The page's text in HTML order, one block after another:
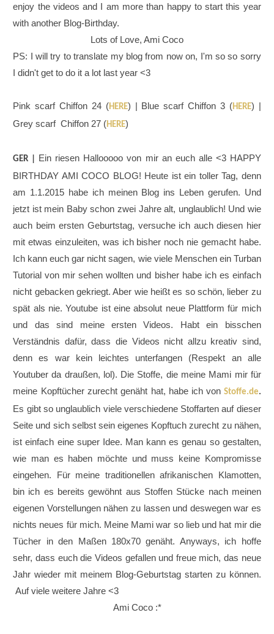
enjoy the videos and I am more than happy to start this year
with another Blog-Birthday.
Lots of Love, Ami Coco
PS: I will try to translate my blog from now on, I'm so so sorry
I didn't get to do it a lot last year <3
Pink scarf Chiffon 24 (HERE) | Blue scarf Chiffon 3 (HERE) |
Grey scarf Chiffon 27 (HERE)
GER | Ein riesen Hallooooo von mir an euch alle <3 HAPPY
BIRTHDAY AMI COCO BLOG! Heute ist ein toller Tag, denn
am 1.1.2015 habe ich meinen Blog ins Leben gerufen. Und
jetzt ist mein Baby schon zwei Jahre alt, unglaublich! Und wie
auch beim ersten Geburtstag, versuche ich auch diesen hier
mit etwas einzuleiten, was ich bisher noch nie gemacht habe.
Ich kann euch gar nicht sagen, wie viele Menschen ein Turban
Tutorial von mir sehen wollten und bisher habe ich es einfach
nicht gebacken gekriegt. Aber wie heißt es so schön, lieber zu
spät als nie. Youtube ist eine absolut neue Plattform für mich
und das sind meine ersten Videos. Habt ein bisschen
Verständnis dafür, dass die Videos nicht allzu kreativ sind,
denn es war kein leichtes unterfangen (Respekt an alle
Youtuber da draußen, lol). Die Stoffe, die meine Mami mir für
meine Kopftücher zurecht genäht hat, habe ich von Stoffe.de.
Es gibt so unglaublich viele verschiedene Stoffarten auf dieser
Seite und sich selbst sein eigenes Kopftuch zurecht zu nähen,
ist einfach eine super Idee. Man kann es genau so gestalten,
wie man es haben möchte und muss keine Kompromisse
eingehen. Für meine traditionellen afrikanischen Klamotten,
bin ich es bereits gewöhnt aus Stoffen Stücke nach meinen
eigenen Vorstellungen nähen zu lassen und deswegen war es
nichts neues für mich. Meine Mami war so lieb und hat mir die
Tücher in den Maßen 180x70 genäht. Anyways, ich hoffe
sehr, dass euch die Videos gefallen und freue mich, das neue
Jahr wieder mit meinem Blog-Geburtstag starten zu können.
Auf viele weitere Jahre <3
Ami Coco :*